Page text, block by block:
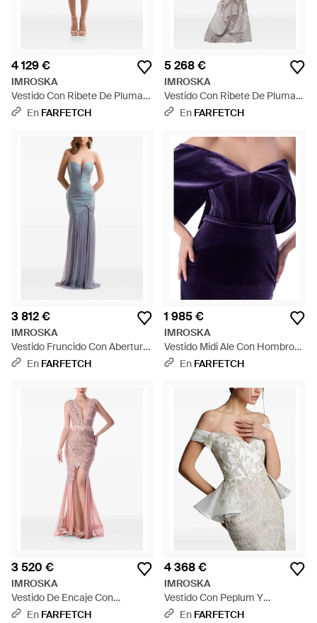
4 129 €
IMROSKA
Vestido Con Ribete De Plumas
- Blanco
En FARFETCH
5 268 €
IMROSKA
Vestido Con Ribete De Plumas
- Blanco
En FARFETCH
3 812 €
IMROSKA
Vestido Fruncido Con Abertura
- Azul
En FARFETCH
1 985 €
IMROSKA
Vestido Midi Ale Con Hombros
Descubiertos - Azul
En FARFETCH
3 520 €
IMROSKA
Vestido De Encaje Con
Lentejuelas - Rosa
En FARFETCH
4 368 €
IMROSKA
Vestido Con Peplum Y
Lentejuelas - Blanco
En FARFETCH